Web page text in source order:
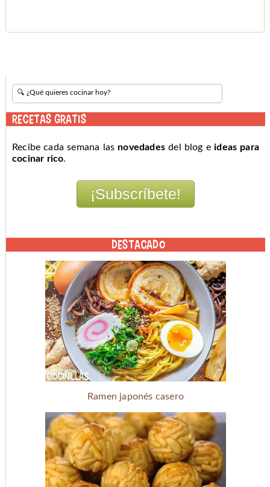
RECETAS GRATIS
Recibe cada semana las novedades del blog eideas para
cocinar rico.
DESTACADO
Ramen japonés casero